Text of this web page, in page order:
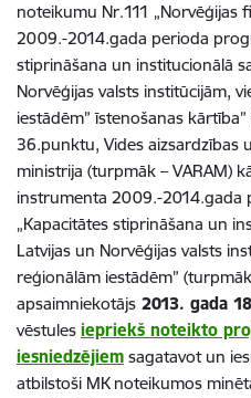
noteikumu Nr.111 „Norvēģijas
2009.-2014.gada perioda
stiprināšana un institucionālā
Norvēģijas valsts institūcijām,
iestādēm” īstenošanas
36.punktu, Vides aizsardzības
ministrija (turpmāk – VARAM)
instrumenta 2009.-2014.gada
„Kapacitātes stiprināšana un
Latvijas un Norvēģijas valsts
reģionālām iestādēm”
apsaimniekotājs 2013. gada
vēstules iepriekš noteikto
iesniedzējiem sagatavot un
atbilstoši MK noteikumos